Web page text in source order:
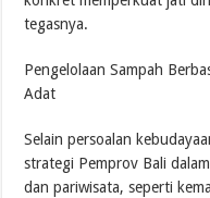
tegasnya.
Pengelolaan Sampah
Adat
Selain persoalan
strategi Pemprov Bali
dan pariwisata, seperti